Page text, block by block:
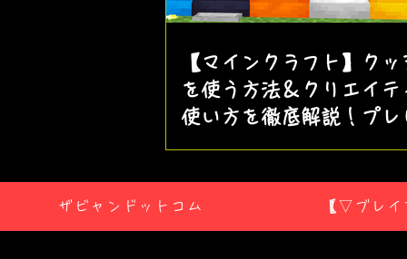
【マインクラフト】ク
を使う方法＆クリエイテ
使い方を徹底解説！プレ
ザビャンドットコム 【▽ブレイ